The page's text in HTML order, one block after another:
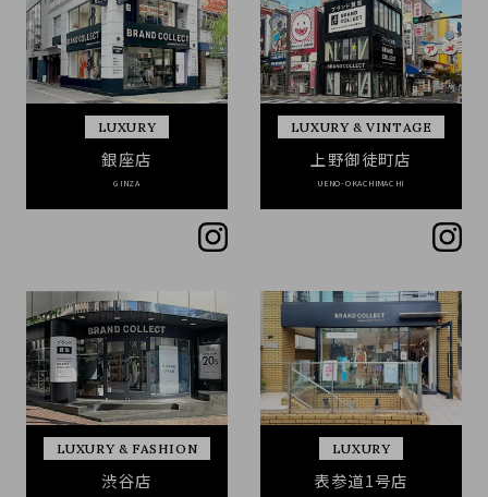
LUXURY
銀座店
GINZA
LUXURY & VINTAGE
上野御徒町店
UENO-OKACHIMACHI
LUXURY & FASHION
渋谷店
LUXURY
表参道1号店